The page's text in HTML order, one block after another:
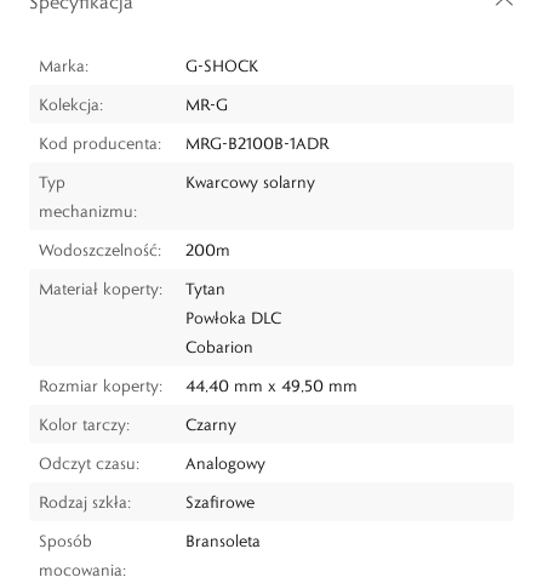
Marka:
G-SHOCK
Kolekcja:
MR-G
Kod producenta:
MRG-B2100B-1ADR
Typ
mechanizmu:
Kwarcowy solarny
Wodoszczelność:
200m
Materiał koperty:
Tytan
Powłoka DLC
Cobarion
Rozmiar koperty:
44,40 mm x 49,50 mm
Kolor tarczy:
Czarny
Odczyt czasu:
Analogowy
Rodzaj szkła:
Szafirowe
Sposób
mocowania:
Bransoleta